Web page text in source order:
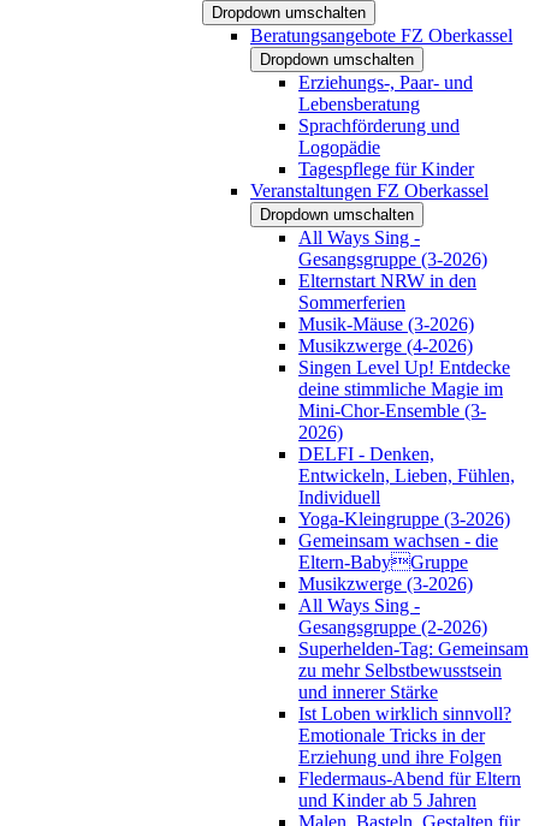
Dropdown umschalten
Beratungsangebote FZ Oberkassel
Dropdown umschalten
Erziehungs-, Paar- und
Lebensberatung
Sprachförderung und
Logopädie
Tagespflege für Kinder
Veranstaltungen FZ Oberkassel
Dropdown umschalten
All Ways Sing -
Gesangsgruppe (3-2026)
Elternstart NRW in den
Sommerferien
Musik-Mäuse (3-2026)
Musikzwerge (4-2026)
Singen Level Up! Entdecke
deine stimmliche Magie im
Mini-Chor-Ensemble (3-
2026)
DELFI - Denken,
Entwickeln, Lieben, Fühlen,
Individuell
Yoga-Kleingruppe (3-2026)
Gemeinsam wachsen - die
Eltern-BabyGruppe
Musikzwerge (3-2026)
All Ways Sing -
Gesangsgruppe (2-2026)
Superhelden-Tag: Gemeinsam
zu mehr Selbstbewusstsein
und innerer Stärke
Ist Loben wirklich sinnvoll?
Emotionale Tricks in der
Erziehung und ihre Folgen
Fledermaus-Abend für Eltern
und Kinder ab 5 Jahren
Malen, Basteln, Gestalten für